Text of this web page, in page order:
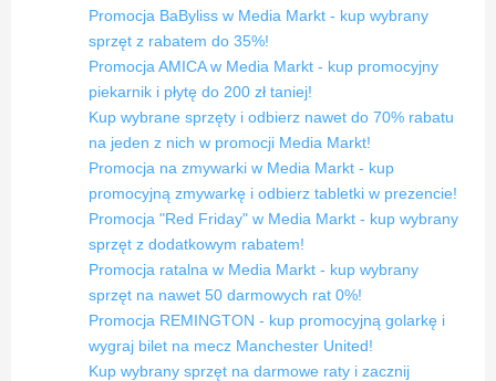
Promocja BaByliss w Media Markt - kup wybrany
sprzęt z rabatem do 35%!
Promocja AMICA w Media Markt - kup promocyjny
piekarnik i płytę do 200 zł taniej!
Kup wybrane sprzęty i odbierz nawet do 70% rabatu
na jeden z nich w promocji Media Markt!
Promocja na zmywarki w Media Markt - kup
promocyjną zmywarkę i odbierz tabletki w prezencie!
Promocja "Red Friday" w Media Markt - kup wybrany
sprzęt z dodatkowym rabatem!
Promocja ratalna w Media Markt - kup wybrany
sprzęt na nawet 50 darmowych rat 0%!
Promocja REMINGTON - kup promocyjną golarkę i
wygraj bilet na mecz Manchester United!
Kup wybrany sprzęt na darmowe raty i zacznij